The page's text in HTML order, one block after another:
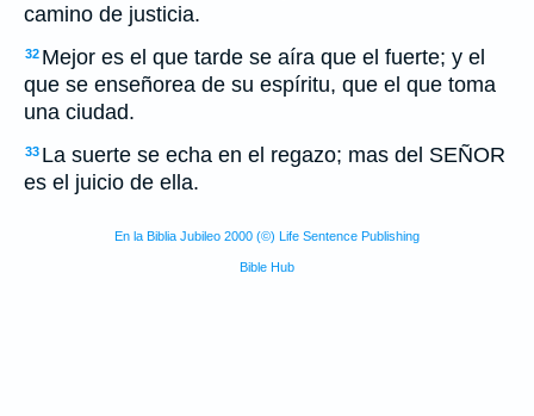
camino de justicia.
32 Mejor es el que tarde se aíra que el fuerte; y el
que se enseñorea de su espíritu, que el que toma
una ciudad.
33 La suerte se echa en el regazo; mas del SEÑOR
es el juicio de ella.
En la Biblia Jubileo 2000 (©) Life Sentence Publishing
Bible Hub